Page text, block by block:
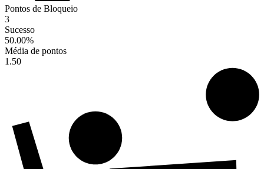
Pontos de Bloqueio
3
Sucesso
50.00%
Média de pontos
1.50